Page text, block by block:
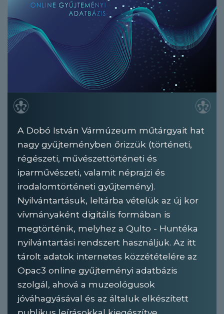
A Dobó István Vármúzeum műtárgyait hat
nagy gyűjteményben őrizzük (történeti,
régészeti, művészettörténeti és
iparművészeti, valamit néprajzi és
irodalomtörténeti gyűjtemény).
Nyilvántartásuk, leltárba vételük az új kor
vívmányaként digitális formában is
megtörténik, melyhez a Qulto - Huntéka
nyilvántartási rendszert használjuk. Az itt
tárolt adatok internetes közzétételére az
Opac3 online gyűjteményi adatbázis
szolgál, ahová a muzeológusok
jóváhagyásával és az általuk elkészített